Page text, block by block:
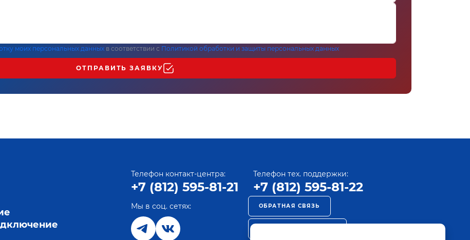
моих персональных данных в соответствии с Политикой обработки и защиты персональных данных
ОТПРАВИТЬ ЗАЯВКУ
Телефон контакт-центра:
+7 (812) 595-81-21
Телефон тех. поддержки:
+7 (812) 595-81-22
Мы в соц. сетях: ОБРАТНАЯ СВЯЗЬ